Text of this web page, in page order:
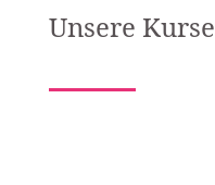
Unsere Kurse